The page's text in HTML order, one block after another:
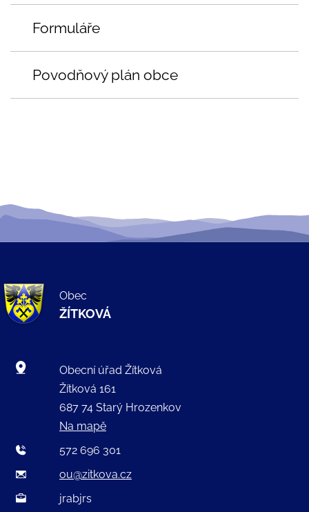
Formuláře
Povodňový plán obce
Obec
ŽÍTKOVÁ
Obecní úřad Žítková
Žítková 161
687 74 Starý Hrozenkov
Na mapě
572 696 301
ou@zitkova.cz
jrabjrs